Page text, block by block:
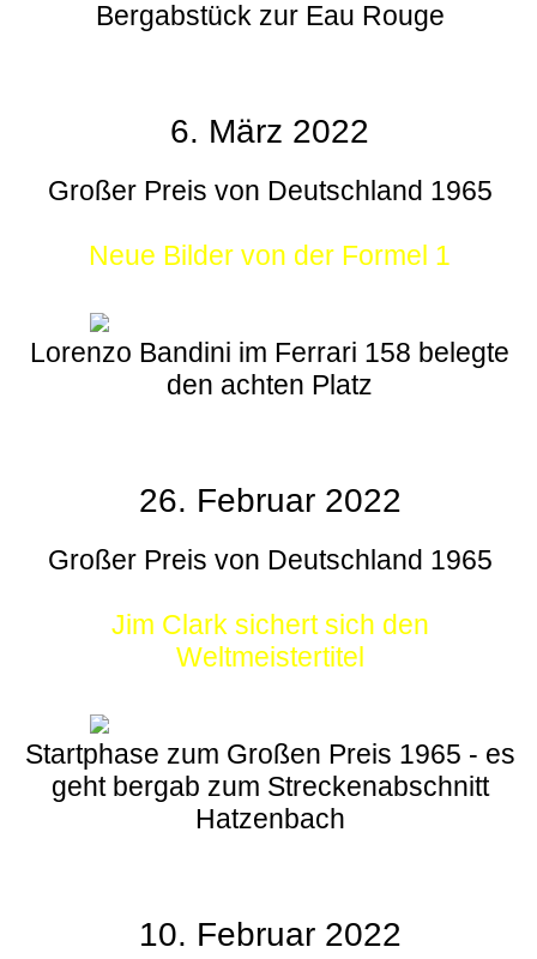
Bergabstück zur Eau Rouge
6. März 2022
Großer Preis von Deutschland 1965
Neue Bilder von der Formel 1
Lorenzo Bandini im Ferrari 158 belegte
den achten Platz
26. Februar 2022
Großer Preis von Deutschland 1965
Jim Clark sichert sich den
Weltmeistertitel
Startphase zum Großen Preis 1965 - es
geht bergab zum Streckenabschnitt
Hatzenbach
10. Februar 2022